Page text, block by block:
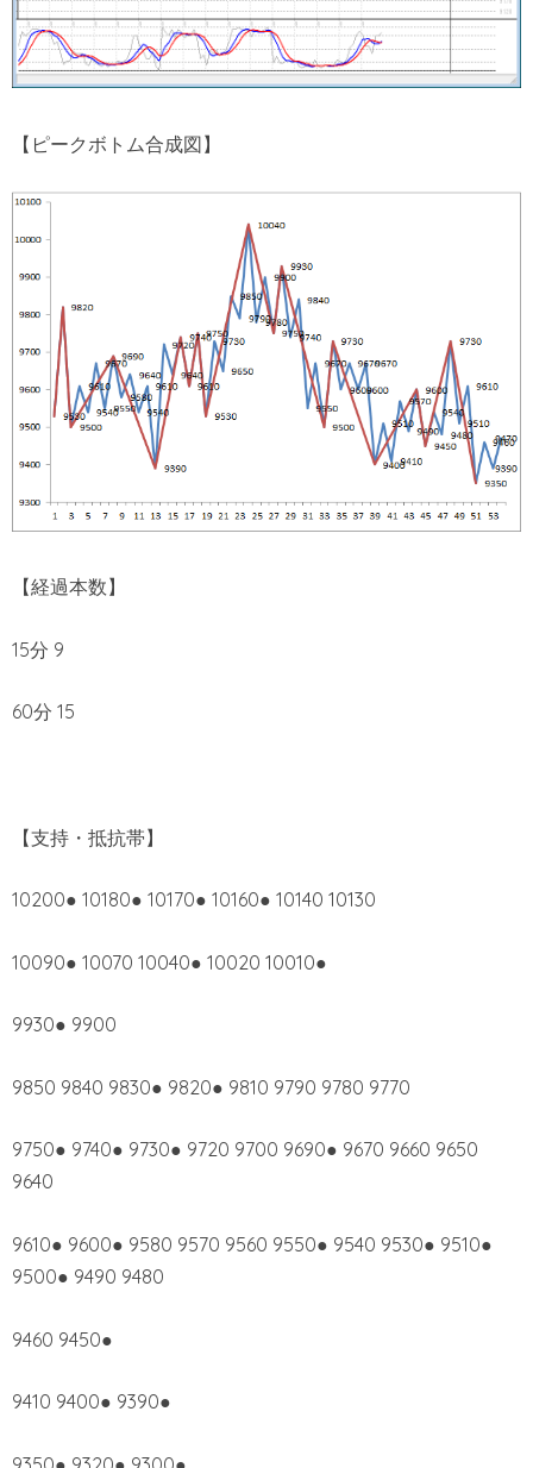
【ピークボトム合成図】
【経過本数】
15分 9
60分 15
【支持・抵抗帯】
10200● 10180● 10170● 10160● 10140 10130
10090● 10070 10040● 10020 10010●
9930● 9900
9850 9840 9830● 9820● 9810 9790 9780 9770
9750● 9740● 9730● 9720 9700 9690● 9670 9660 9650
9640
9610● 9600● 9580 9570 9560 9550● 9540 9530● 9510●
9500● 9490 9480
9460 9450●
9410 9400● 9390●